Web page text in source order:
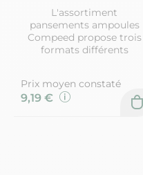
L'assortiment
pansements ampoules
Compeed propose trois
formats différents
Prix moyen constaté
9,19 €